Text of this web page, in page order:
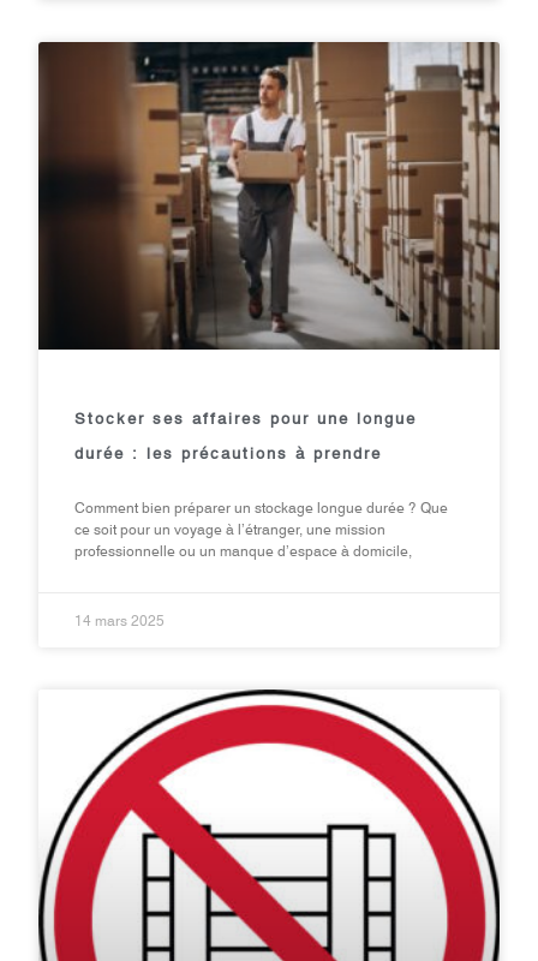
Stocker ses affaires pour une longue
durée : les précautions à prendre
Comment bien préparer un stockage longue durée ? Que
ce soit pour un voyage à l’étranger, une mission
professionnelle ou un manque d’espace à domicile,
14 mars 2025